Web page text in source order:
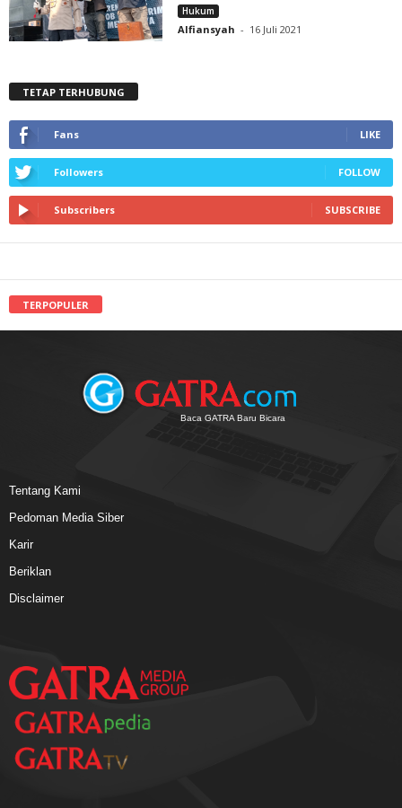
Hukum
Alfiansyah - 16 Juli 2021
TETAP TERHUBUNG
Fans LIKE
Followers FOLLOW
Subscribers SUBSCRIBE
TERPOPULER
Baca GATRA Baru Bicara
Tentang Kami
Pedoman Media Siber
Karir
Beriklan
Disclaimer